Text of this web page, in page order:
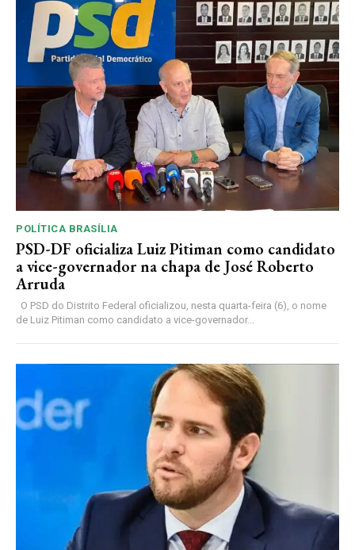
POLÍTICA BRASÍLIA
PSD-DF oficializa Luiz Pitiman como candidato
a vice-governador na chapa de José Roberto
Arruda
de Luiz Pitiman como candidato a vice-governador...